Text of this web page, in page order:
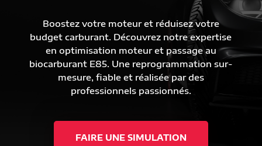
Boostez votre moteur et réduisez votre
budget carburant. Découvrez notre expertise
en optimisation moteur et passage au
biocarburant E85. Une reprogrammation sur-
mesure, fiable et réalisée par des
professionnels passionnés.
FAIRE UNE SIMULATION